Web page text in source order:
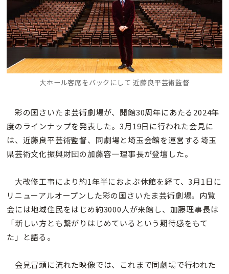
大ホール客席をバックにして 近藤良平芸術監督
彩の国さいたま芸術劇場が、開館30周年にあたる2024年
度のラインナップを発表した。3月19日に行われた会見に
は、近藤良平芸術監督、同劇場と埼玉会館を運営する埼玉
県芸術文化振興財団の加藤容一理事長が登壇した。
大改修工事により約1年半におよぶ休館を経て、3月1日に
リニューアルオープンした彩の国さいたま芸術劇場。内覧
会には地域住民をはじめ約3000人が来館し、加藤理事長は
「新しい方とも繋がりはじめているという期待感をもて
た」と語る。
会見冒頭に流れた映像では、これまで同劇場で行われた